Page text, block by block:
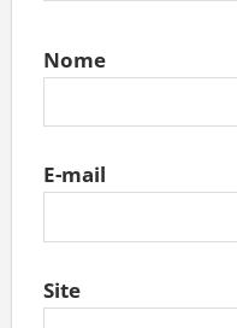
Nome
E-mail
Site